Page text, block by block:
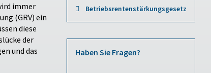
immer
(GRV) ein
diese
der
und das
Betriebsrentenstärkungsgesetz
Haben Sie Fragen?